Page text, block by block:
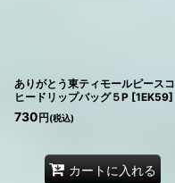
ありがとう東ティモールピース
ヒードリップバッグ５P [1EK59]
730 円 (税込)
カートに入れる